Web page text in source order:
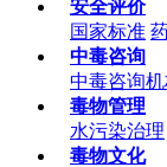
安全评价
国家标准
中毒咨询
中毒咨询机
毒物管理
水污染治理
毒物文化